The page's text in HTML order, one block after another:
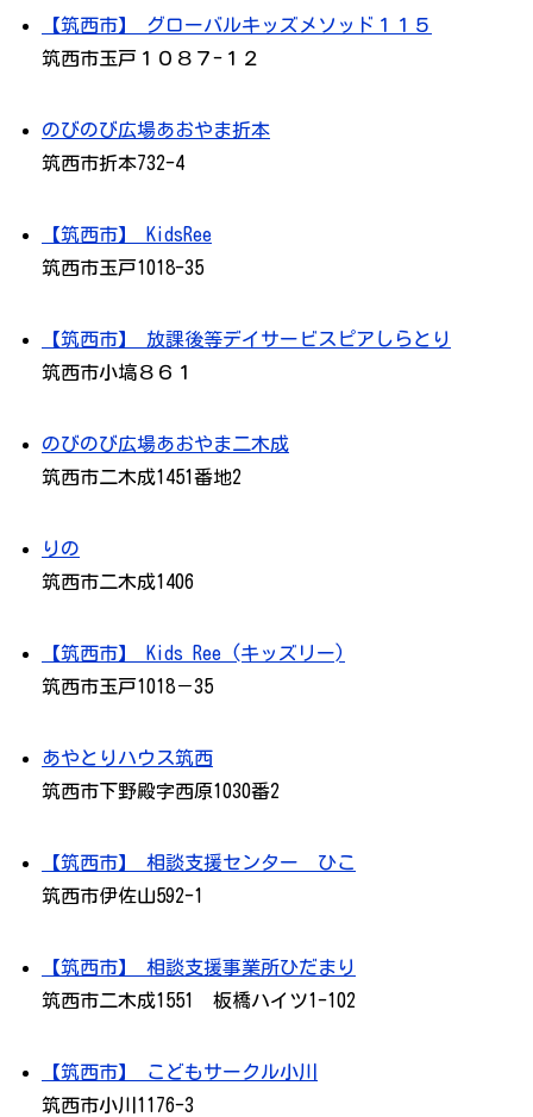
【筑西市】 グローバルキッズメソッド１１５
筑西市玉戸１０８７-１２
のびのび広場あおやま折本
筑西市折本732-4
【筑西市】 KidsRee
筑西市玉戸1018-35
【筑西市】 放課後等デイサービスピアしらとり
筑西市小塙８６１
のびのび広場あおやま二木成
筑西市二木成1451番地2
りの
筑西市二木成1406
【筑西市】 Kids Ree (キッズリー)
筑西市玉戸1018－35
あやとりハウス筑西
筑西市下野殿字西原1030番2
【筑西市】 相談支援センター ひこ
筑西市伊佐山592-1
【筑西市】 相談支援事業所ひだまり
筑西市二木成1551 板橋ハイツ1-102
【筑西市】 こどもサークル小川
筑西市小川1176-3